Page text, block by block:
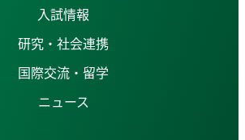
入試情報
研究・社会連携
国際交流・留学
ニュース